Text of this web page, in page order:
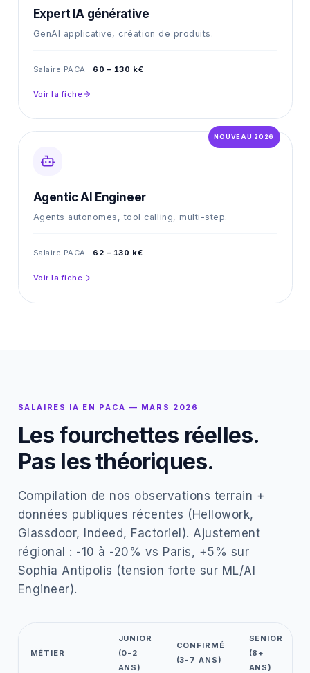
Expert IA générative
GenAI applicative, création de produits.
Salaire PACA : 60 – 130 k€
Voir la fiche
NOUVEAU 2026
Agentic AI Engineer
Agents autonomes, tool calling, multi-step.
Salaire PACA : 62 – 130 k€
Voir la fiche
SALAIRES IA EN PACA — MARS 2026
Les fourchettes réelles.
Pas les théoriques.
Compilation de nos observations terrain +
données publiques récentes (Hellowork,
Glassdoor, Indeed, Factoriel). Ajustement
régional : -10 à -20% vs Paris, +5% sur
Sophia Antipolis (tension forte sur ML/AI
Engineer).
MÉTIER
JUNIOR
(0-2
ANS)
CONFIRMÉ
(3-7 ANS)
SENIOR
(8+
ANS)